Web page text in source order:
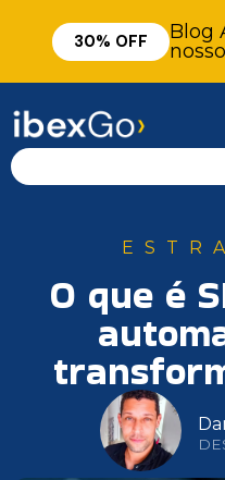
30% OFF
Blog
O que é